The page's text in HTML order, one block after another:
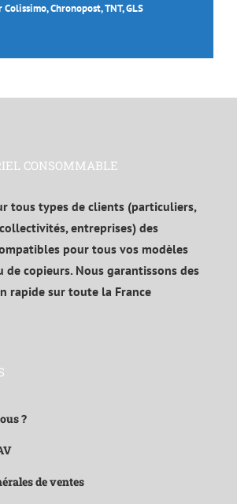
Chronopost, TNT, GLS
CONSOMMABLE
tous types de clients (particuliers,
entreprises) des
pour tous vos modèles
copieurs. Nous garantissons des
rapide sur toute la France
?
de ventes